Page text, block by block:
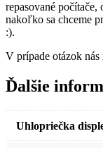
repasované
nakoľko sa chceme
:).
V prípade otázok
Ďalšie
Uhlopriečka